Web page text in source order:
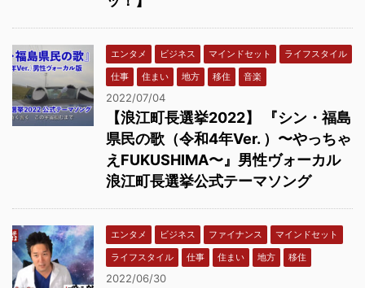
エンタメ ビジネス マインドセット
ライフスタイル
仕事
住まい 地方 移住 音楽
2022/07/04
【浪江町長選挙2022】 『シン・福島
県民の歌（令和4年Ver. ）〜やっちゃ
えFUKUSHIMA〜』男性ヴォーカル
浪江町長選挙公式テーマソング
エンタメ ビジネス ファイナンス
マインドセット
ライフスタイル
仕事 住まい 地方 移住
2022/06/30